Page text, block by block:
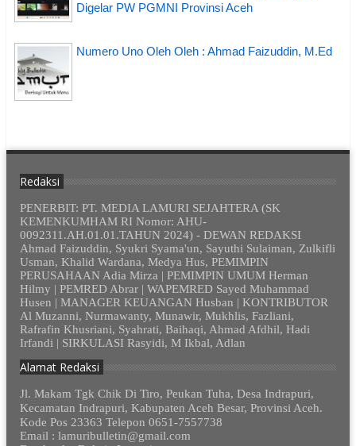
Digelar PW PGMNI Provinsi Aceh
Numero Uno Oleh Oleh : Ahmad Faizuddin, M.Ed
Redaksi
PENERBIT: PT. MEDIA LAMURI SEJAHTERA (SK
KEMENKUMHAM RI Nomor: AHU-
0092311.AH.01.01.TAHUN 2024) - DEWAN REDAKSI
Ahmad Faizuddin, Syukri Syama'un, Sayuthi Sulaiman, Zulkifli
Usman, Khalid Wardana, Medya Hus, PEMIMPIN
PERUSAHAAN Adia Mirza | PEMIMPIN UMUM Herman
Hilmy | PEMRED Abrar | WAPEMRED Sayed Muhammad
Husen | MANAGER KEUANGAN Husban | KONTRIBUTOR
Al Muzanni, Nurmawanty, Munawir, Mukhlis, Fazliani,
Rafrafin Khusriani, Syahrati, Baihaqi, Ahmad Afdhil, Hadi
Irfandi | SIRKULASI Rasyidi, M Ikbal, Adlan
Alamat Redaksi
Jl. Makam Tgk Chik Di Tiro, Peukan Tuha, Desa Indrapuri,
Kecamatan Indrapuri, Kabupaten Aceh Besar, Provinsi Aceh.
Kode Pos 23363 Telepon 0651-7557738
Email : lamuribulletin@gmail.com